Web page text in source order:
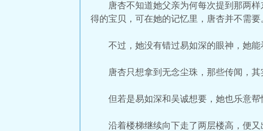
唐杏不知道她父亲为何每次提到那两
得的宝贝，可在她的记忆里，唐杏并不需要
不过，她没有错过易如深的眼神，她
唐杏只想拿到无念尘珠，那些传闻，
但若是易如深和吴诚想要，她也乐意帮
沿着楼梯继续向下走了两层楼高，便又